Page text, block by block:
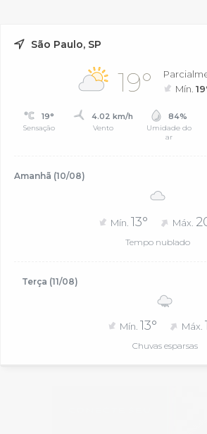
São Paulo, SP
19°
Mín.
19°
Sensação
4.02 km/h
Vento
84%
Umidade do
ar
Amanhã (10/08)
Mín. 13° Máx.
Tempo nublado
Terça (11/08)
Mín. 13° Máx.
Chuvas esparsas